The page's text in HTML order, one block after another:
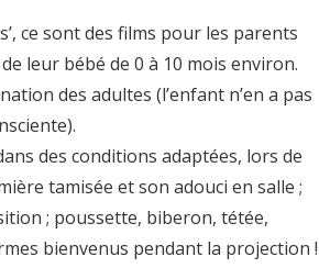
ce sont des films pour les parents
leur bébé de 0 à 10 mois environ.
des adultes (l’enfant n’en a pas
des conditions adaptées, lors de
tamisée et son adouci en salle ;
; poussette, biberon, tétée,
bienvenus pendant la projection !